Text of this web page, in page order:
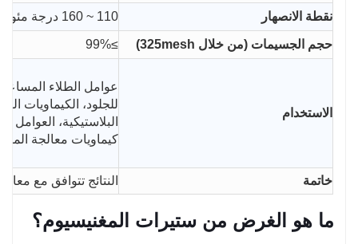
نقطة الانصهار 110 ~ 160 درجة مئوية
حجم الجسيمات (من خلال 325mesh) ≥99%
الاستخدام
عوامل الطلاء
للجلود، الكيماويات
البلاستيكية،
كيماويات معالجة المياه
خاتمة النتائج تتوافق مع
ما هو الغرض من ستيرات المغنيسيوم؟